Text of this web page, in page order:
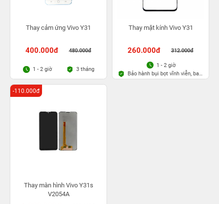
Thay cảm ứng Vivo Y31
400.000đ 480.000đ
1 - 2 giờ 3 tháng
Thay mặt kính Vivo Y31
260.000đ 312.000đ
1 - 2 giờ
Bảo hành bụi bọt vĩnh viễn, bao
rơi vỡ kính
Thay màn hình Vivo Y31s
V2054A
-110.000đ